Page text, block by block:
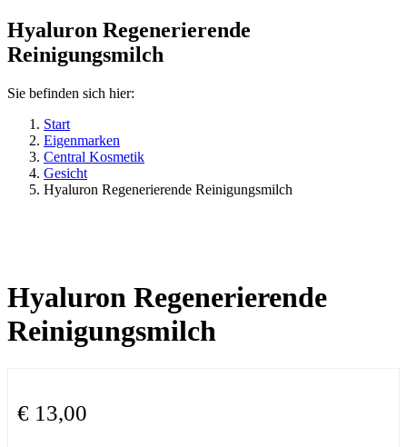
Hyaluron Regenerierende
Reinigungsmilch
Sie befinden sich hier:
Start
Eigenmarken
Central Kosmetik
Gesicht
Hyaluron Regenerierende Reinigungsmilch
Hyaluron Regenerierende
Reinigungsmilch
€ 13,00